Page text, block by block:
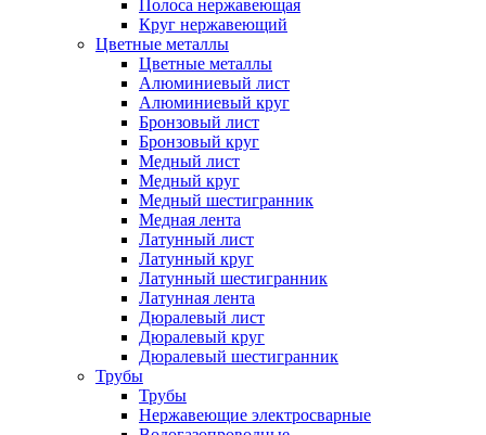
Полоса нержавеющая
Круг нержавеющий
Цветные металлы
Цветные металлы
Алюминиевый лист
Алюминиевый круг
Бронзовый лист
Бронзовый круг
Медный лист
Медный круг
Медный шестигранник
Медная лента
Латунный лист
Латунный круг
Латунный шестигранник
Латунная лента
Дюралевый лист
Дюралевый круг
Дюралевый шестигранник
Трубы
Трубы
Нержавеющие электросварные